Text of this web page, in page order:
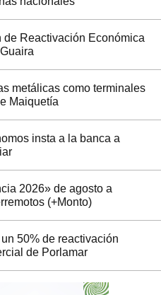
Reactivación Económica
metálicas como terminales
Maiquetía
insta a la banca a
2026» de agosto a
(+Monto)
50% de reactivación
de Porlamar